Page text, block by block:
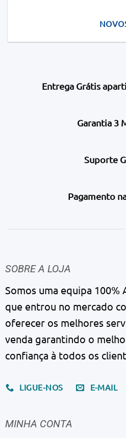
Entrega Grátis
Garantia 3
Suporte
Pagamento
SOBRE A LOJA
Somos uma equipa 100%
que entrou no mercado
oferecer os melhores
venda garantindo o
confiança à todos os
LIGUE-NOS E-MAIL
MINHA CONTA